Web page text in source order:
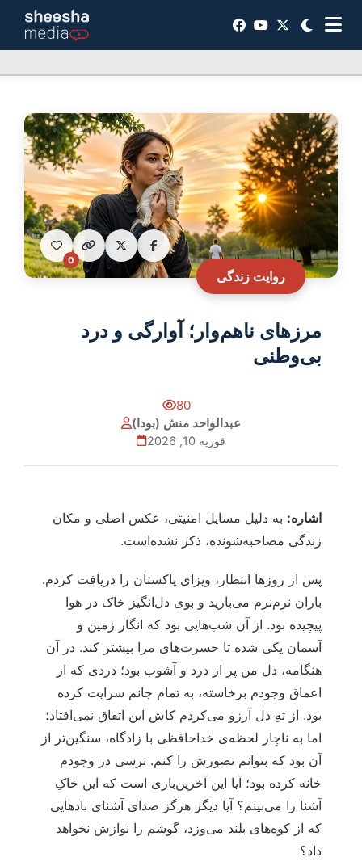
روایت زندگی
0
مرزهای ناهم‌وار؛ آوارگی و درد
بی‌وطنی
80
عبدالواحد منش (بودا)
فوریه 10, 2026
اشاره: به دلیل مسایل امنیتی، عکس اصلی و مکان
زندگی مصاحبه‌شونده، ذکر نشده‌است.
پس از روزها انتظار، ویزای پاکستان را دریافت کردم.
باران نرم‌نرم می‌بارید و بوی دل‌انگیز خاک در هوا
پیچیده بود. از آن شب‌هایی بود که انگار زمین و
آسمان یکی شده تا حسرت‌های مرا بیشتر کند. در آن
هنگامه، دل من پر از درد و آشوب بود؛ دردی که از
اعماق وجودم برخاسته، به تمام جانم سرایت کرده
بود. از تهِ دل آرزو می‌کردم کاش این اتفاق نمی‌افتاد؛
اما به ناچار لحظه‌ی خداحافظی با زادگاه، سنگین‌تر از
آن بود که بتوانم تصورش را کنم. ترسی در وجودم
خانه کرده بود؛ آیا این آخرین‌باری است که این خاکِ
آشنا را می‌بینم؟ آیا دیگر هرگز صدای آشنای بادهایی
که از کوه‌های بلند می‌وزد، گوشم را نوازش نخواهد
داد؟